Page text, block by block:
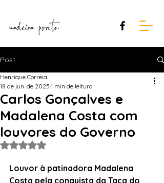
Post
Carlos Gonçalves e
Madalena Costa com
louvores do Governo
Henrique Correia
18 de jun. de 2025 1 min de leitura
Avaliado com NaN de 5 estrelas.
Louvor à patinadora Madalena
Costa pela conquista da Taça do